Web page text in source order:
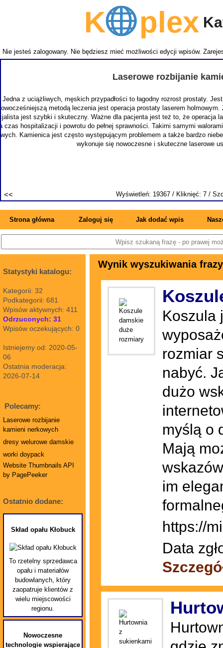
Kplex
Nie jesteś zalogowany. Nie będziesz mieć możliwości edycji wpisów.
takich
Strona główna Zaloguj się Jak dodać wpis
Statystyki katalogu:
Kategorii: 32
Podkategorii: 681
Wpisów aktywnych: 411
Odrzuconych: 31
Wpisów oczekujących: 0
Istniejemy od: 2020-05-
06
Ostatnia moderacja:
2026-07-14
Polecamy:
Laserowe rozbijanie
kamieni nerkowych
dresy welurowe damskie
worki doypack
Website Thumbnails API
by PagePeeker
Ostatnio dodane:
Skład opału Kłobuck
To rzetelny sprzedawca
opału i materiałów
budowlanych, który
zaopatruje klientów z
wielu miejscowości
regionu.
Nowoczesne
technologie wspierające
Wynik wyszukiwania
Koszula
rozmiar
nabyć.
dużo
myślą o
Mają
im
https://
Data